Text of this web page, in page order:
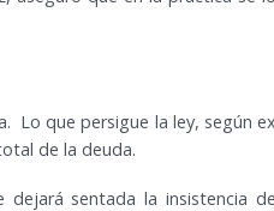
Lo que persigue la ley, según
de la deuda.
sentada la insistencia